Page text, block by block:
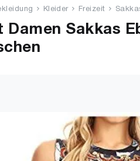
Kleider Freizeit
Damen Sakkas